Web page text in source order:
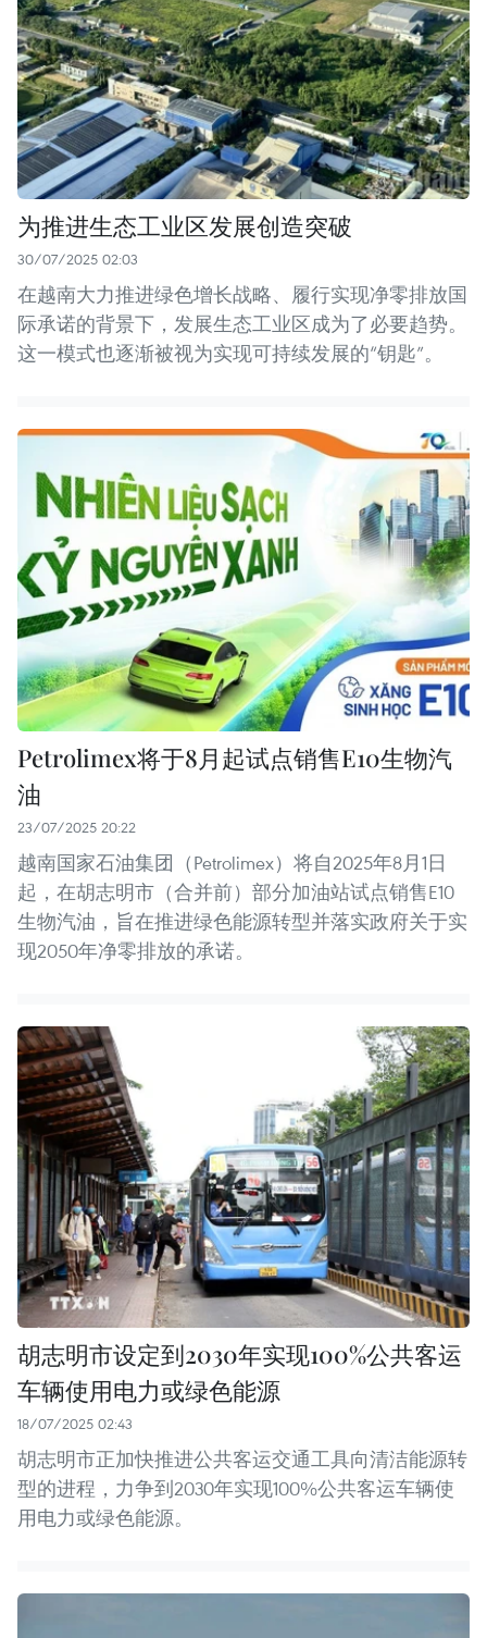
为推进生态工业区发展创造突破
30/07/2025 02:03
在越南大力推进绿色增长战略、履行实现净零排放国
际承诺的背景下，发展生态工业区成为了必要趋势。
这一模式也逐渐被视为实现可持续发展的“钥匙”。
Petrolimex将于8月起试点销售E10生物汽
油
23/07/2025 20:22
越南国家石油集团（Petrolimex）将自2025年8月1日
起，在胡志明市（合并前）部分加油站试点销售E10
生物汽油，旨在推进绿色能源转型并落实政府关于实
现2050年净零排放的承诺。
胡志明市设定到2030年实现100%公共客运
车辆使用电力或绿色能源
18/07/2025 02:43
胡志明市正加快推进公共客运交通工具向清洁能源转
型的进程，力争到2030年实现100%公共客运车辆使
用电力或绿色能源。